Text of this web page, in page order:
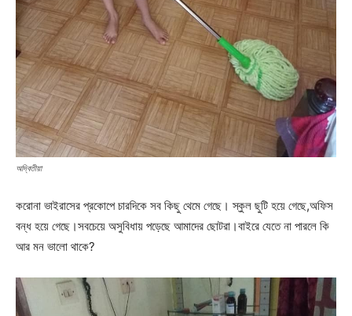
অদ্বিতীয়া
করোনা ভাইরাসের প্রকোপে চারদিকে সব কিছু থেমে গেছে। স্কুল ছুটি হয়ে গেছে,অফিস
বন্ধ হয়ে গেছে।সবচেয়ে অসুবিধায় পড়েছে আমাদের ছোটরা।বাইরে যেতে না পারলে কি
আর মন ভালো থাকে?